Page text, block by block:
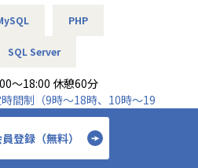
います。
きるよう、ITの分野から企
す。
、React/Next.js、TypeS
化を通じた品質重視の文化
ト／PdMと多彩なキャリアパ
計・実装・テスト・運用まで
ただきます。
PHP
SQL Server
～18:00 休憩60分
間制（9時～18時、10時～19
無： 有（月平均10時間）
登録（無料）